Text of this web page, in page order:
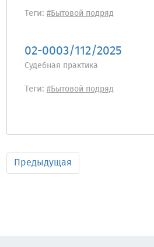
Теги: #Бытовой подряд
02-0003/112/2025
Судебная практика
Теги: #Бытовой подряд
Предыдущая